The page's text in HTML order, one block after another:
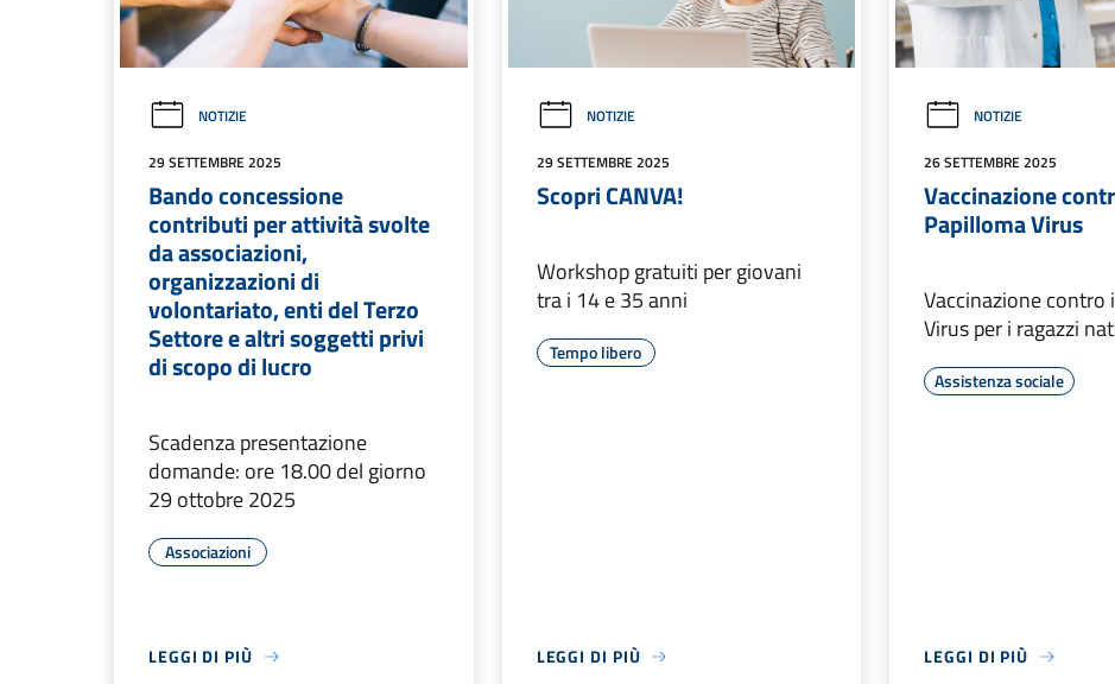
NOTIZIE
29 SETTEMBRE 2025
Bando concessione
contributi per attività svolte
da associazioni,
organizzazioni di
volontariato, enti del Terzo
Settore e altri soggetti privi
di scopo di lucro
Scadenza presentazione
domande: ore 18.00 del giorno
29 ottobre 2025
Associazioni
LEGGI DI PIÙ
NOTIZIE
29 SETTEMBRE 2025
Scopri CANVA!
Workshop gratuiti per giovani
tra i 14 e 35 anni
Tempo libero
LEGGI DI PIÙ
NOTIZIE
26 SETTEMBRE 2025
Vaccinazione
Papilloma Virus
Vaccinazione contro
Virus per i ragazzi
Assistenza sociale
LEGGI DI PIÙ